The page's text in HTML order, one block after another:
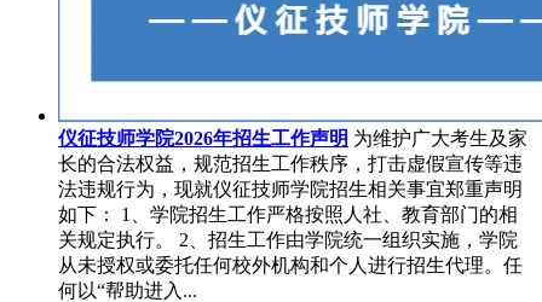
仪征技师学院2026年招生工作声明 为维护广大考生及家
长的合法权益，规范招生工作秩序，打击虚假宣传等违
法违规行为，现就仪征技师学院招生相关事宜郑重声明
如下： 1、学院招生工作严格按照人社、教育部门的相
关规定执行。 2、招生工作由学院统一组织实施，学院
从未授权或委托任何校外机构和个人进行招生代理。任
何以“帮助进入...